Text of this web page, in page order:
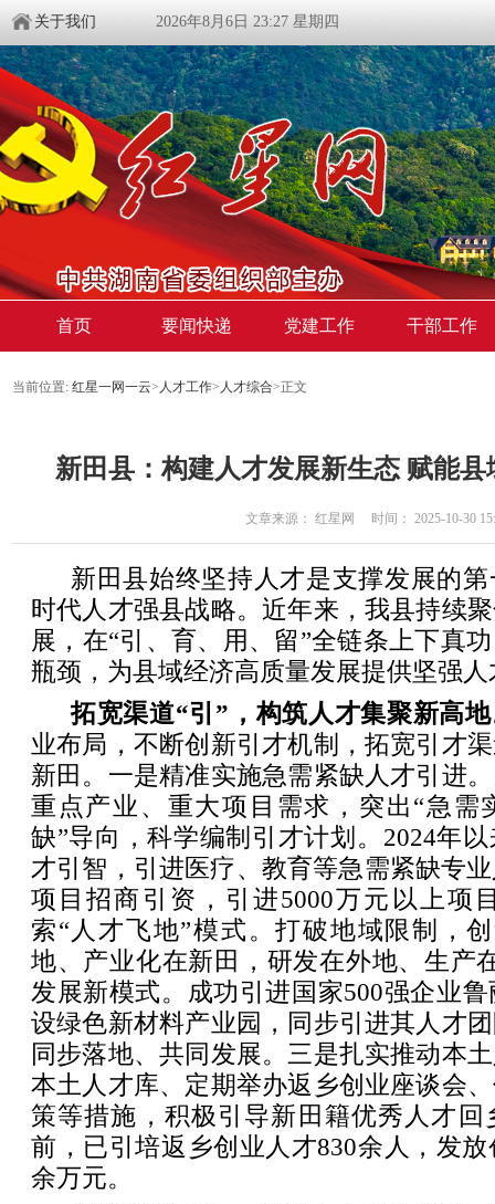
关于我们 2026年8月6日 23:27 星期四
首页 要闻快递 党建工作 干部工作
当前位置: 红星一网一云> 人才工作> 人才综合>正文
新田县：构建人才发展新生态 赋能
文章来源： 红星网 时间： 2025-10-30
新田县始终坚持人才是支撑发展的
时代人才强县战略。近年来，我县持续
展，在“引、育、用、留”全链条上下真
瓶颈，为县域经济高质量发展提供坚强
拓宽渠道“引”，构筑人才集聚新高
业布局，不断创新引才机制，拓宽引才
新田。一是精准实施急需紧缺人才引进
重点产业、重大项目需求，突出“急需
缺”导向，科学编制引才计划。2024年
才引智，引进医疗、教育等急需紧缺专
项目招商引资，引进5000万元以上项
索“人才飞地”模式。打破地域限制，
地、产业化在新田，研发在外地、生产
发展新模式。成功引进国家500强企业
设绿色新材料产业园，同步引进其人才
同步落地、共同发展。三是扎实推动本
本土人才库、定期举办返乡创业座谈会
策等措施，积极引导新田籍优秀人才回
前，已引培返乡创业人才830余人，发
余万元。